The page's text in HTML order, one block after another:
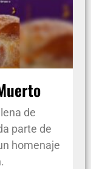
de
parte de
homenaje